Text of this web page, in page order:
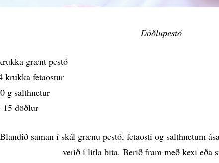
Döðlupestó
grænt pestó
krukka fetaostur
g salthnetur
15 döðlur
Blandið saman í skál grænu pestó, fetaosti og salthnetum
verið í litla bita. Berið fram með kexi eða